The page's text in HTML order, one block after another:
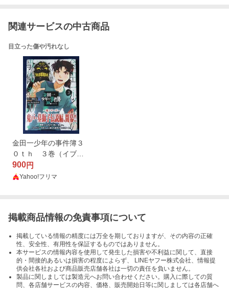
関連サービスの中古商品
目立った傷や汚れなし
金田一少年の事件簿３
０ｔｈ ３巻（イブニ
ングＫＣ） 天樹征丸／
原作 さとうふみや／
900円
Yahoo!フリマ
掲載商品情報の免責事項について
掲載している情報の精度には万全を期しておりますが、その内容の正確
性、安全性、有用性を保証するものではありません。
本サービスの情報内容を使用して発生した損害や不利益に関して、直接
的・間接的あるいは損害の程度によらず、 LINEヤフー株式会社、情報提
供会社各社および商品販売店舗各社は一切の責任を負いません。
製品に関しましては製造元へお問い合わせください。購入に際しての質
問、各店舗サービスの内容、価格、販売開始日等に関しましては各店舗へ